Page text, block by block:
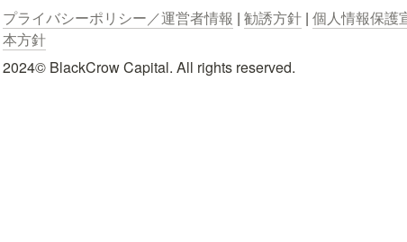
プライバシーポリシー／運営者情報 | 勧誘方針 | 個人情報保護
本方針
2024© BlackCrow Capital. All rights reserved.